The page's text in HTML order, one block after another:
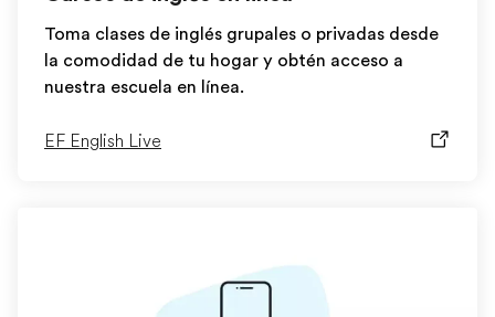
Toma clases de inglés grupales o privadas desde
la comodidad de tu hogar y obtén acceso a
nuestra escuela en línea.
EF English Live